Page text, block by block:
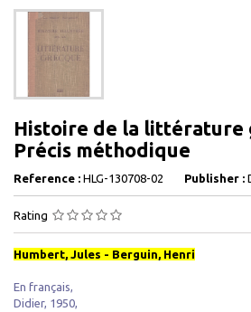
Histoire de la littérature
Précis méthodique
Reference : HLG-130708-02 Publisher :
Rating
Humbert, Jules - Berguin, Henri
En français,
Didier, 1950,